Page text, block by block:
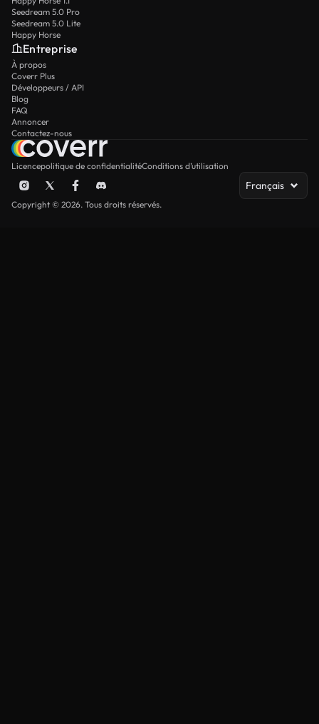
Seedream 5.0 Pro
Seedream 5.0 Lite
Happy Horse
Entreprise
À propos
Coverr Plus
Développeurs / API
Blog
FAQ
Annoncer
Contactez-nous
Licencepolitique de confidentialitéConditions d’utilisation
Français
Copyright © 2026. Tous droits réservés.